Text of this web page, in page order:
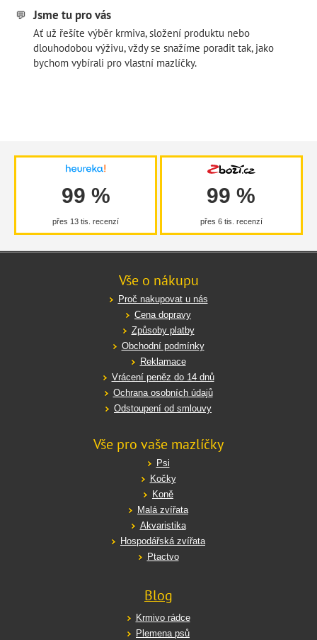
💬
Jsme tu pro vás
Ať už řešíte výběr krmiva, složení produktu nebo
dlouhodobou výživu, vždy se snažíme poradit tak, jako
bychom vybírali pro vlastní mazlíčky.
99 %
přes 13 tis. recenzí
99 %
přes 6 tis. recenzí
Vše o nákupu
Proč nakupovat u nás
Cena dopravy
Způsoby platby
Obchodní podmínky
Reklamace
Vrácení peněz do 14 dnů
Ochrana osobních údajů
Odstoupení od smlouvy
Vše pro vaše mazlíčky
Psi
Kočky
Koně
Malá zvířata
Akvaristika
Hospodářská zvířata
Ptactvo
Blog
Krmivo rádce
Plemena psů